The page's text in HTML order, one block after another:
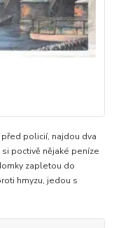
policií, najdou dva
poctivě nějaké peníze
zapletou do
hmyzu, jedou s